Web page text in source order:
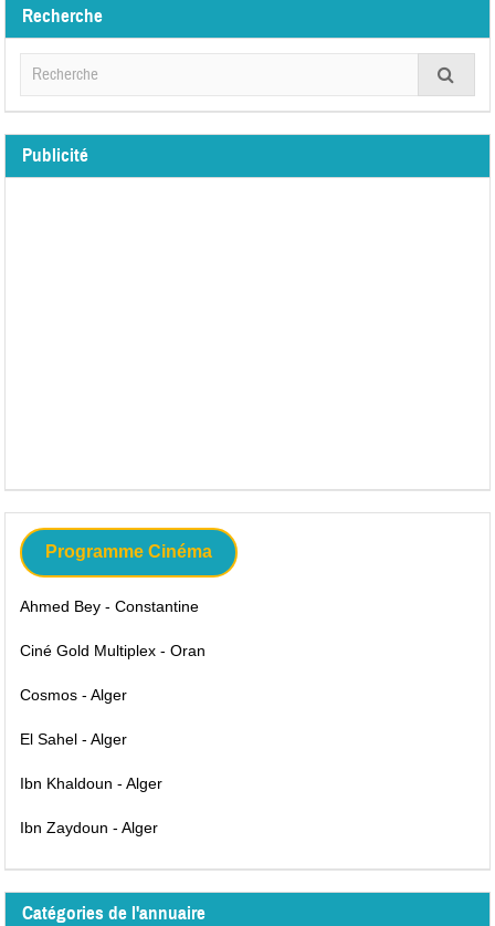
Recherche
Publicité
Programme Cinéma
Ahmed Bey - Constantine
Ciné Gold Multiplex - Oran
Cosmos - Alger
El Sahel - Alger
Ibn Khaldoun - Alger
Ibn Zaydoun - Alger
Catégories de l'annuaire